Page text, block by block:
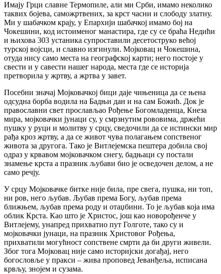
‍Имају Грци славне Термопиле, али ми Срби, имамо неколико
таквих бојева, саможртвених, за крст часни и слободу златну.
Ми у шабачком крају, у Епархији шабачкој имамо бој на
Чокешини, код истоименог манастира, где су се браћа Недићи
и њихова 303 устаника супроставили десетоструко већој
турској војсци, и славно изгинули. Мојковац и Чокешина,
отуда нису само места на географској карти; него постоје у
свести и у савести нашег народа, места где се историја
претворила у жртву, а жртва у завет.
‍Посебни значај Мојковачкој бици даје чињеница да се њена
одсудна борба водила на Бадњи дан и на сам Божић. Док је
православни свет прослављао Рођење Богомладенца, Кнеза
мира, мојковачки јунаци су, у смрзнутим рововима, држећи
пушку у руци и молитву у срцу, сведочили да се истински мир
рађа кроз жртву, а да се живот чува полагањем сопственог
живота за другога. Тако је Витлејемска пештера добила свој
одраз у крвавом мојковачком снегу, бадњаци су постали
знамење крста а празник љубави био је осведочен делом, а не
само речју.
‍У срцу Мојковачке битке није била, пре свега, пушка, ни топ,
ни ров, него љубав. Љубав према Богу, љубав према
ближњем, љубав према роду и отаџбини. То је љубав која има
облик Крста. Као што је Христос, још као новорођенче у
Витлејему, унапред прихватио пут Голготе, тако су и
мојковачки јунаци, на празник Христовог Рођења,
прихватили могућност сопствене смрти да би други живели.
Због тога Мојковац није само историјски догађај, него
богословље у пракси – жива проповед Јеванђеља, исписана
крвљу, знојем и сузама.